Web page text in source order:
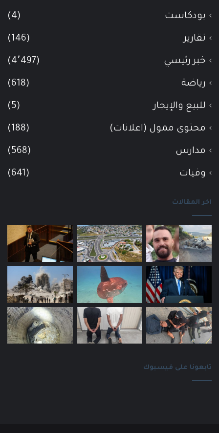
بودكاست (4)
تقارير (146)
خبر رئيسي (4٬497)
رياضة (618)
للبيع والإيجار (5)
محتوى ممول (اعلانات) (188)
مدارس (568)
وفيات (641)
اخر المقالات
تابعونا على فيسبوك